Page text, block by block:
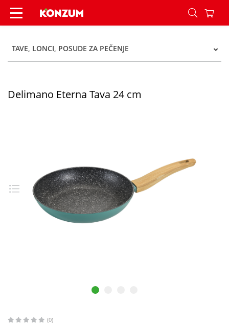
Delimano Eterna Tava 24 cm - Konzum
TAVE, LONCI, POSUDE ZA PEČENJE
Delimano Eterna Tava 24 cm
(0)